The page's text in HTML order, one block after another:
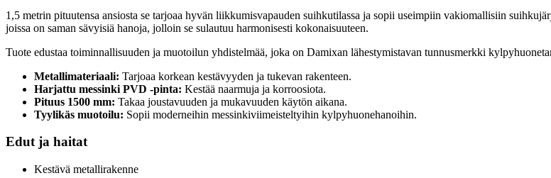
1,5 metrin pituutensa ansiosta se tarjoaa hyvän liikkumisvapauden suihkutilassa ja sopii useimpiin vakiomallisiin
joissa on saman sävyisiä hanoja, jolloin se sulautuu harmonisesti kokonaisuuteen.
Tuote edustaa toiminnallisuuden ja muotoilun yhdistelmää, joka on Damixan lähestymistavan tunnusmerkki
Metallimateriaali: Tarjoaa korkean kestävyyden ja tukevan rakenteen.
Harjattu messinki PVD -pinta: Kestää naarmuja ja korroosiota.
Pituus 1500 mm: Takaa joustavuuden ja mukavuuden käytön aikana.
Tyylikäs muotoilu: Sopii moderneihin messinkiviimeisteltyihin kylpyhuonehanoihin.
Edut ja haitat
Kestävä metallirakenne